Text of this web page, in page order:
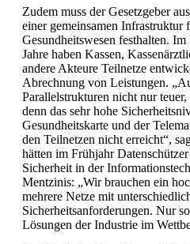
Zudem muss der Gesetzgeber
einer gemeinsamen Infrastruktur
Gesundheitswesen festhalten.
Jahre haben Kassen,
andere Akteure Teilnetze
Abrechnung von Leistungen.
Parallelstrukturen nicht nur
denn das sehr hohe
Gesundheitskarte und der
den Teilnetzen nicht erreicht“,
hätten im Frühjahr
Sicherheit in der
Mentzinis: „Wir brauchen ein
mehrere Netze mit
Sicherheitsanforderungen. Nur
Lösungen der Industrie im